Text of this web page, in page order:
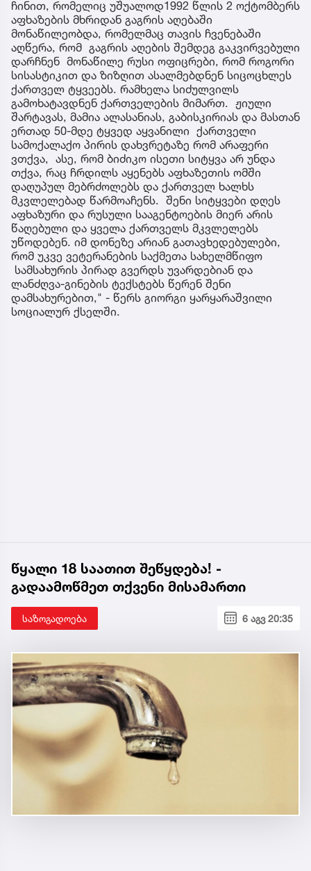
ჩინით, რომელიც უშუალოდ1992 წლის 2 ოქტომბერს
აფხაზების მხრიდან გაგრის აღებაში
მონაწილეობდა, რომელმაც თავის ჩვენებაში
აღწერა, რომ გაგრის აღების შემდეგ გაკვირვებული
დარჩნენ მონაწილე რუსი ოფიცრები, რომ როგორი
სისასტიკით და ზიზღით ასალმებდნენ სიცოცხლეს
ქართველ ტყვეებს. რამხელა სიძულვილს
გამოხატავდნენ ქართველების მიმართ. ჟიული
შარტავას, მამია ალასანიას, გაბისკირიას და მასთან
ერთად 50-მდე ტყვედ აყვანილი ქართველი
სამოქალაქო პირის დახვრეტაზე რომ არაფერი
ვთქვა, ასე, რომ ბიძიკო ისეთი სიტყვა არ უნდა
თქვა, რაც ჩრდილს აყენებს აფხაზეთის ომში
დაღუპულ მებრძოლებს და ქართველ ხალხს
მკვლელებად წარმოაჩენს. შენი სიტყვები დღეს
აფხაზური და რუსული სააგენტოების მიერ არის
წაღებული და ყველა ქართველს მკვლელებს
უწოდებენ. იმ დონეზე არიან გათავხედებულები,
რომ უკვე ვეტერანების საქმეთა სახელმწიფო
სამსახურის პირად გვერდს უვარდებიან და
ლანძღვა-გინების ტექსტებს წერენ შენი
დამსახურებით," - წერს გიორგი ყარყარაშვილი
სოციალურ ქსელში.
წყალი 18 საათით შეწყდება! -
გადაამოწმეთ თქვენი მისამართი
საზოგადოება 6 აგვ 20:35